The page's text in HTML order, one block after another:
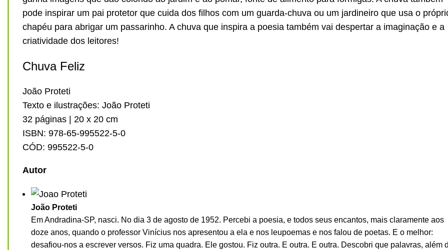
pode inspirar um pai protetor que cuida dos filhos com um guarda-chuva ou um jardineiro que usa o
chapéu para abrigar um passarinho. A chuva que inspira a poesia também vai despertar a imaginação e a
criatividade dos leitores!
Chuva Feliz
João Proteti
Texto e ilustrações: João Proteti
32 páginas | 20 x 20 cm
ISBN: 978-65-995522-5-0
CÓD: 995522-5-0
Autor
João Proteti
Em Andradina-SP, nasci. No dia 3 de agosto de 1952. Percebi a poesia, e todos seus encantos, mais claramente aos
doze anos, quando o professor Vinícius nos apresentou a ela e nos leupoemas e nos falou de poetas. E o melhor:
desafiou-nos a escrever versos. Fiz uma quadra. Ele gostou. Fiz outra. E outra. E outra. Descobri que palavras, além